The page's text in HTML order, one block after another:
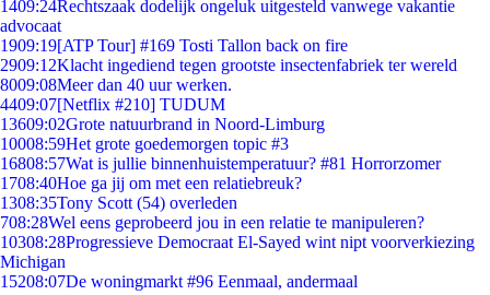
1409:24Rechtszaak dodelijk ongeluk uitgesteld vanwege vakantie
advocaat
1909:19[ATP Tour] #169 Tosti Tallon back on fire
2909:12Klacht ingediend tegen grootste insectenfabriek ter wereld
8009:08Meer dan 40 uur werken.
4409:07[Netflix #210] TUDUM
13609:02Grote natuurbrand in Noord-Limburg
10008:59Het grote goedemorgen topic #3
16808:57Wat is jullie binnenhuistemperatuur? #81 Horrorzomer
1708:40Hoe ga jij om met een relatiebreuk?
1308:35Tony Scott (54) overleden
708:28Wel eens geprobeerd jou in een relatie te manipuleren?
10308:28Progressieve Democraat El-Sayed wint nipt voorverkiezing
Michigan
15208:07De woningmarkt #96 Eenmaal, andermaal